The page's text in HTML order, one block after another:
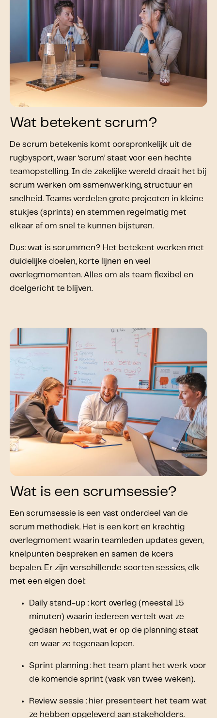
Wat betekent scrum?
De scrum betekenis komt oorspronkelijk uit de
rugbysport, waar ‘scrum’ staat voor een hechte
teamopstelling. In de zakelijke wereld draait het bij
scrum werken om samenwerking, structuur en
snelheid. Teams verdelen grote projecten in kleine
stukjes (sprints) en stemmen regelmatig met
elkaar af om snel te kunnen bijsturen.
Dus: wat is scrummen? Het betekent werken met
duidelijke doelen, korte lijnen en veel
overlegmomenten. Alles om als team flexibel en
doelgericht te blijven.
Wat is een scrumsessie?
Een scrumsessie is een vast onderdeel van de
scrum methodiek. Het is een kort en krachtig
overlegmoment waarin teamleden updates geven,
knelpunten bespreken en samen de koers
bepalen. Er zijn verschillende soorten sessies, elk
met een eigen doel:
Daily stand-up : kort overleg (meestal 15
minuten) waarin iedereen vertelt wat ze
gedaan hebben, wat er op de planning staat
en waar ze tegenaan lopen.
Sprint planning : het team plant het werk voor
de komende sprint (vaak van twee weken).
Review sessie : hier presenteert het team wat
ze hebben opgeleverd aan stakeholders.